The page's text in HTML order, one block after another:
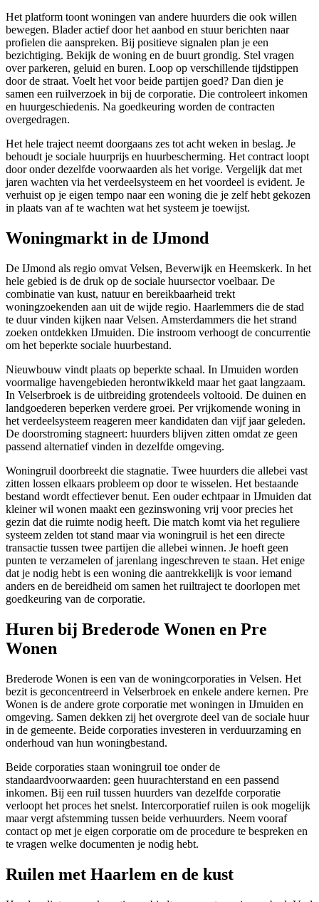
Het platform toont woningen van andere huurders die ook willen
bewegen. Blader actief door het aanbod en stuur berichten naar
profielen die aanspreken. Bij positieve signalen plan je een
bezichtiging. Bekijk de woning en de buurt grondig. Stel vragen
over parkeren, geluid en buren. Loop op verschillende tijdstippen
door de straat. Voelt het voor beide partijen goed? Dan dien je
samen een ruilverzoek in bij de corporatie. Die controleert inkomen
en huurgeschiedenis. Na goedkeuring worden de contracten
overgedragen.
Het hele traject neemt doorgaans zes tot acht weken in beslag. Je
behoudt je sociale huurprijs en huurbescherming. Het contract loopt
door onder dezelfde voorwaarden als het vorige. Vergelijk dat met
jaren wachten via het verdeelsysteem en het voordeel is evident. Je
verhuist op je eigen tempo naar een woning die je zelf hebt gekozen
in plaats van af te wachten wat het systeem je toewijst.
Woningmarkt in de IJmond
De IJmond als regio omvat Velsen, Beverwijk en Heemskerk. In het
hele gebied is de druk op de sociale huursector voelbaar. De
combinatie van kust, natuur en bereikbaarheid trekt
woningzoekenden aan uit de wijde regio. Haarlemmers die de stad
te duur vinden kijken naar Velsen. Amsterdammers die het strand
zoeken ontdekken IJmuiden. Die instroom verhoogt de concurrentie
om het beperkte sociale huurbestand.
Nieuwbouw vindt plaats op beperkte schaal. In IJmuiden worden
voormalige havengebieden herontwikkeld maar het gaat langzaam.
In Velserbroek is de uitbreiding grotendeels voltooid. De duinen en
landgoederen beperken verdere groei. Per vrijkomende woning in
het verdeelsysteem reageren meer kandidaten dan vijf jaar geleden.
De doorstroming stagneert: huurders blijven zitten omdat ze geen
passend alternatief vinden in dezelfde omgeving.
Woningruil doorbreekt die stagnatie. Twee huurders die allebei vast
zitten lossen elkaars probleem op door te wisselen. Het bestaande
bestand wordt effectiever benut. Een ouder echtpaar in IJmuiden dat
kleiner wil wonen maakt een gezinswoning vrij voor precies het
gezin dat die ruimte nodig heeft. Die match komt via het reguliere
systeem zelden tot stand maar via woningruil is het een directe
transactie tussen twee partijen die allebei winnen. Je hoeft geen
punten te verzamelen of jarenlang ingeschreven te staan. Het enige
dat je nodig hebt is een woning die aantrekkelijk is voor iemand
anders en de bereidheid om samen het ruiltraject te doorlopen met
goedkeuring van de corporatie.
Huren bij Brederode Wonen en Pre
Wonen
Brederode Wonen is een van de woningcorporaties in Velsen. Het
bezit is geconcentreerd in Velserbroek en enkele andere kernen. Pre
Wonen is de andere grote corporatie met woningen in IJmuiden en
omgeving. Samen dekken zij het overgrote deel van de sociale huur
in de gemeente. Beide corporaties investeren in verduurzaming en
onderhoud van hun woningbestand.
Beide corporaties staan woningruil toe onder de
standaardvoorwaarden: geen huurachterstand en een passend
inkomen. Bij een ruil tussen huurders van dezelfde corporatie
verloopt het proces het snelst. Intercorporatief ruilen is ook mogelijk
maar vergt afstemming tussen beide verhuurders. Neem vooraf
contact op met je eigen corporatie om de procedure te bespreken en
te vragen welke documenten je nodig hebt.
Ruilen met Haarlem en de kust